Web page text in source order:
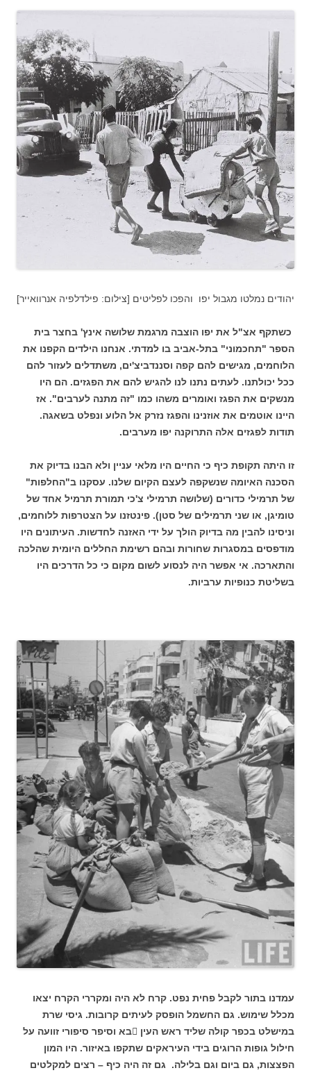
יהודים נמלטו מגבול יפו והפכו לפליטים [צילום: פילדלפיה אנרוואייר]
כשתקף אצ"ל את יפו הוצבה מרגמת שלושה אינץ' בחצר בית
הספר "תחכמוני" בתל-אביב בו למדתי. אנחנו הילדים הקפנו את
הלוחמים, מגישים להם קפה וסננדביצ'ים, משתדלים לעזור להם
ככל יכולתנו. לעתים נתנו לנו להגיש להם את הפגזים. הם היו
מנשקים את הפגז ואומרים משהו כמו "זה מתנה לערבים". אז
היינו אוטמים את אוזנינו והפגז נזרק אל הלוע ונפלט בשאגה.
תודות לפגזים אלה התרוקנה יפו מערבים.
זו היתה תקופת כיף כי החיים היו מלאי עניין ולא הבנו בדיוק את
הסכנה האיומה שנשקפה לעצם הקיום שלנו. עסקנו ב"החלפות"
של תרמילי כדורים (שלושה תרמילי צ'כי תמורת תרמיל אחד של
טומיגן, או שני תרמילים של סטן). פינטזנו על הצטרפות ללוחמים,
וניסינו להבין מה בדיוק הולך על ידי האזנה לחדשות. העיתונים היו
מודפסים במסגרות שחורות ובהם רשימת החללים היומית שהלכה
והתארכה. אי אפשר היה לנסוע לשום מקום כי כל הדרכים היו
בשליטת כנופיות ערביות.
עמדנו בתור לקבל פחית נפט. קרח לא היה ומקררי הקרח יצאו
מכלל שימוש. גם החשמל הופסק לעיתים קרובות. גיסי שרת
במישלט בכפר קולה שליד ראש העין בא וסיפר סיפורי זוועה על
חילול גופות הרוגים בידי העיראקים שתקפו באיזור. היו המון
הפצצות, גם ביום וגם בלילה. גם זה היה כיף – רצים למקלטים